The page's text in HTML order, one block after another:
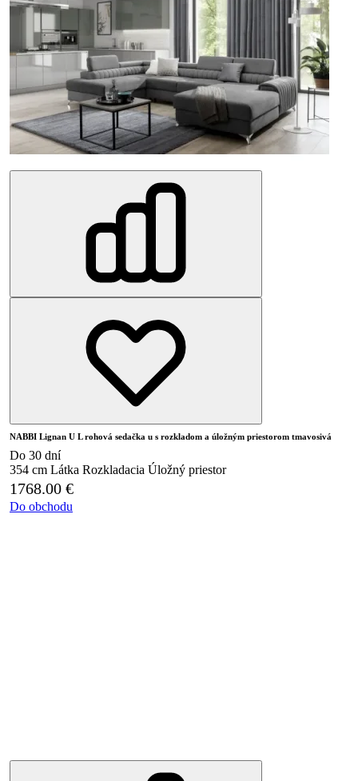
NABBI Lignan U L rohová sedačka u s rozkladom a úložným priestorom tmavosivá
Do 30 dní
354 cm Látka Rozkladacia Úložný priestor
1768.00 €
Do obchodu